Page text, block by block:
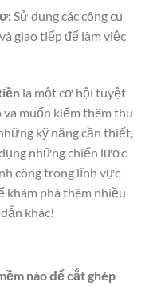
Sử dụng các công cụ
giao tiếp để làm việc
là một cơ hội tuyệt
muốn kiếm thêm thu
kỹ năng cần thiết,
những chiến lược
công trong lĩnh vực
khám phá thêm nhiều
khác!
nào để cắt ghép